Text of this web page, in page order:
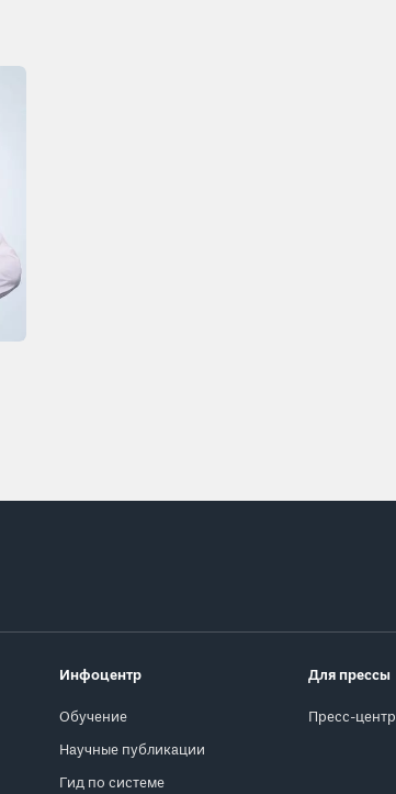
Инфоцентр
Обучение
Научные публикации
Гид по системе
Для прессы
Пресс-центр